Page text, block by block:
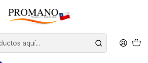
Plata Piezas Cortadas
CON ADORNO 4 UNIDADES (PRODUCTO A
PEDIDO)